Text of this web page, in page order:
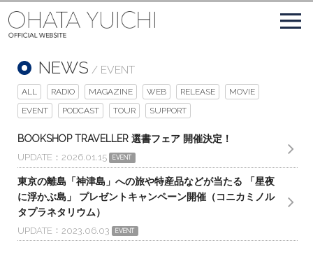
NEWS / EVENT
ALL RADIO MAGAZINE WEB RELEASE
MOVIE
EVENT
PODCAST TOUR SUPPORT
BOOKSHOP TRAVELLER 選書フェア 開催決定！
UPDATE 2026.01.15 EVENT
東京の離島「神津島」への旅や特産品などが当たる 「星夜
に浮かぶ島」 プレゼントキャンペーン開催（コニカミノル
タプラネタリウム）
UPDATE 2023.06.03 EVENT